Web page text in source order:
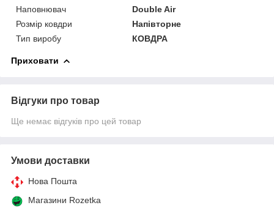
Наповнювач
Double Air
Розмір ковдри
Напівторне
Тип виробу
КОВДРА
Приховати
Відгуки про товар
Ще немає відгуків про цей товар
Умови доставки
Нова Пошта
Магазини Rozetka